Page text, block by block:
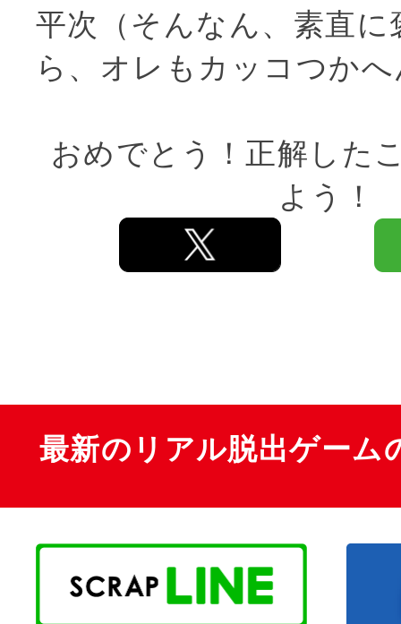
平次（そんなん、素直
ら、オレもカッコつか
おめでとう！正解した
よう！
最新のリアル脱出ゲーム